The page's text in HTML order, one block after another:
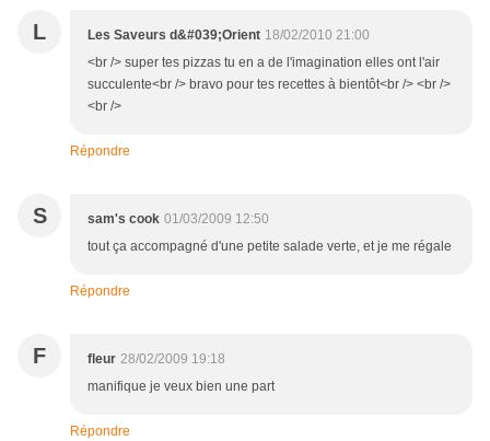
L Les Saveurs d&#039;Orient 18/02/2010 21:00
<br /> super tes pizzas tu en a de l'imagination elles ont l'air
succulente<br /> bravo pour tes recettes à bientôt<br /> <br />
<br />
Répondre
S sam's cook 01/03/2009 12:50
tout ça accompagné d'une petite salade verte, et je me régale
Répondre
F fleur 28/02/2009 19:18
manifique je veux bien une part
Répondre